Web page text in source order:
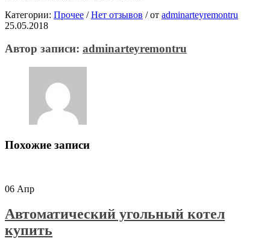
Категории: Прочее / Нет отзывов /от adminarteyremontru
25.05.2018
Автор записи: adminarteyremontru
Похожие записи
06 Апр
Автоматический угольный котел
купить